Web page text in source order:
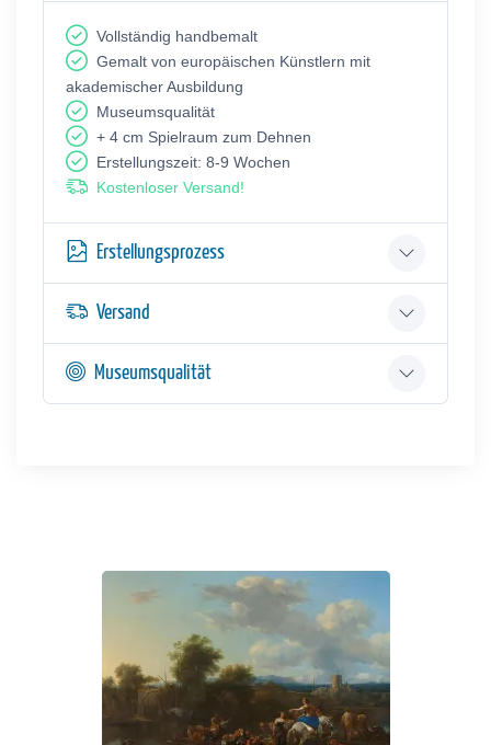
Vollständig handbemalt
Gemalt von europäischen Künstlern mit
akademischer Ausbildung
Museumsqualität
+ 4 cm Spielraum zum Dehnen
Erstellungszeit: 8-9 Wochen
Kostenloser Versand!
Erstellungsprozess
Versand
Museumsqualität